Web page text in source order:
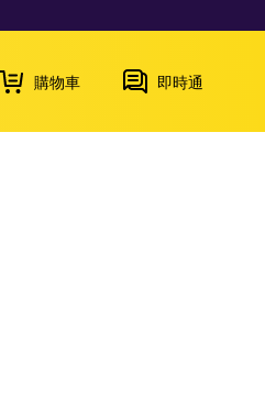
購物車 即時通